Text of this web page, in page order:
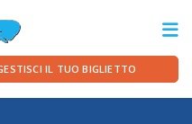
IL TUO BIGLIETTO
/Elba